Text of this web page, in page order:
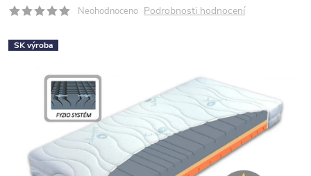
Neohodnoceno Podrobnosti hodnocení
SK výroba